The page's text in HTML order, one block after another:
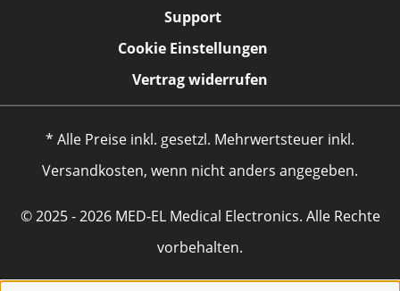
Support
Cookie Einstellungen
Vertrag widerrufen
* Alle Preise inkl. gesetzl. Mehrwertsteuer inkl.
Versandkosten, wenn nicht anders angegeben.
© 2025 - 2026 MED-EL Medical Electronics. Alle Rechte
vorbehalten.